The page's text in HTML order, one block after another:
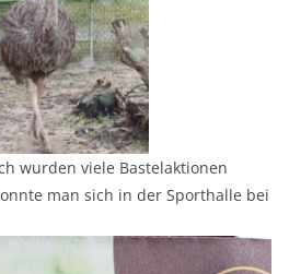
wurden viele Bastelaktionen
man sich in der Sporthalle bei